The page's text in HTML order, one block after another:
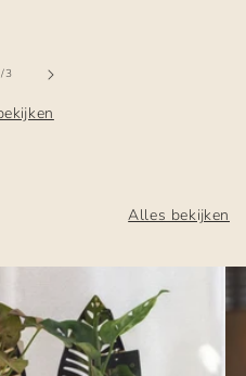
/van
3
Alles bekijken